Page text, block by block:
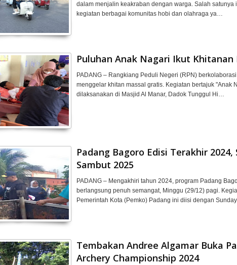
dalam menjalin keakraban dengan warga. Salah satunya
kegiatan berbagai komunitas hobi dan olahraga ya…
Puluhan Anak Nagari Ikut Khitanan
PADANG – Rangkiang Peduli Negeri (RPN)
menggelar khitan massal gratis. Kegiatan bertajuk "Anak
dilaksanakan di Masjid Al Manar, Dadok Tunggul Hi…
Padang Bagoro Edisi Terakhir
Sambut 2025
PADANG – Mengakhiri tahun 2024, program Padang
berlangsung penuh semangat, Minggu (29/12) pagi.
Pemerintah Kota (Pemko) Padang ini diisi dengan
Tembakan Andree Algamar Buka
Archery Championship 2024
Harapan kepada
Kepala BGN yang Baru
Menyelamatkan
Pariwisata Sumbar
Inflasi Sumbar Turun
Takziah ke Kediaman
Ridwan Kamil,
Gubernur Mahyeldi
Doakan Eril Syahid
JCH Kloter Pertama
Suci